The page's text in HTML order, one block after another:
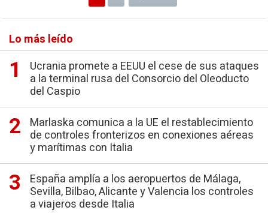
Lo más leído
Ucrania promete a EEUU el cese de sus ataques
a la terminal rusa del Consorcio del Oleoducto
del Caspio
Marlaska comunica a la UE el restablecimiento
de controles fronterizos en conexiones aéreas
y marítimas con Italia
España amplía a los aeropuertos de Málaga,
Sevilla, Bilbao, Alicante y Valencia los controles
a viajeros desde Italia